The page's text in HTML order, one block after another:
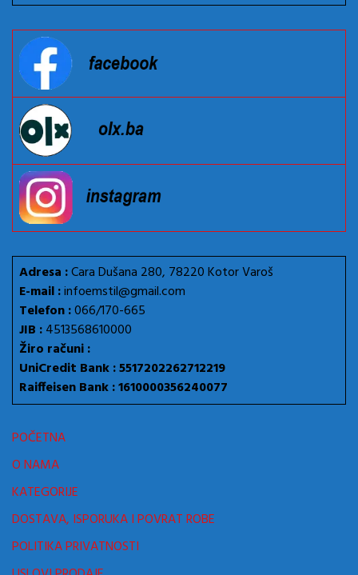
Adresa :Cara Dušana 280, 78220 Kotor Varoš
E-mail :infoemstil@gmail.com
Telefon :066/170-665
JIB :4513568610000
Žiro računi :
UniCredit Bank : 5517202262712219
Raiffeisen Bank : 1610000356240077
POČETNA
O NAMA
KATEGORIJE
DOSTAVA, ISPORUKA I POVRAT ROBE
POLITIKA PRIVATNOSTI